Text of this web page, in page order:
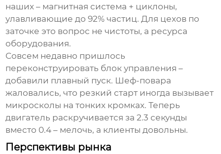
наших – магнитная система + циклоны,
улавливающие до 92% частиц. Для цехов по
заточке это вопрос не чистоты, а ресурса
оборудования.
Совсем недавно пришлось
переконструировать блок управления –
добавили плавный пуск. Шеф-повара
жаловались, что резкий старт иногда вызывает
микросколы на тонких кромках. Теперь
двигатель раскручивается за 2.3 секунды
вместо 0.4 – мелочь, а клиенты довольны.
Перспективы рынка